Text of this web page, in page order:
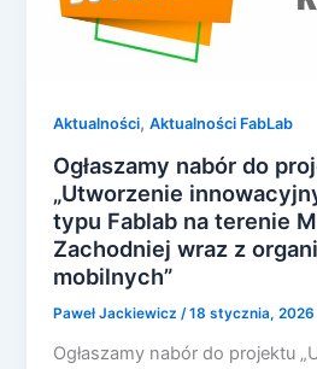
Aktualności,Aktualności FabLab
Ogłaszamy nabór do
„Utworzenie
typu Fablab na terenie
Zachodniej wraz z
mobilnych”
Paweł Jackiewicz /18 stycznia, 2026
Ogłaszamy nabór do projektu